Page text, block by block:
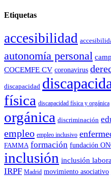
Etiquetas
accesibilidad
autonomía personal
COCEMFE CV coronavirus
discapacidad
física discapacidad física y orgánica
orgánica discriminación
empleo empleo inclusivo
FAMMA formación fundación
inclusión inclusión
IRPF Madrid movimiento asociativo